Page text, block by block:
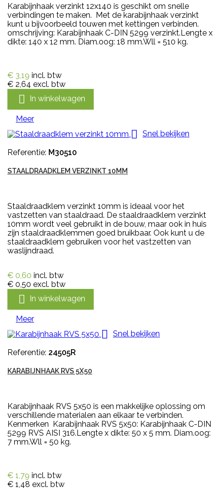
Karabijnhaak verzinkt 12x140 is geschikt om snelle
verbindingen te maken. Met de karabijnhaak verzinkt
kunt u bijvoorbeeld touwen met kettingen verbinden.
omschrijving: Karabijnhaak C-DIN 5299 verzinkt.Lengte x
dikte: 140 x 12 mm. Diam.oog: 18 mm.Wll = 510 kg.
€ 3,19 incl. btw
€ 2,64 excl. btw
 In winkelwagen
Meer
 Snel bekijken
Referentie: M30510
STAALDRAADKLEM VERZINKT 10MM
Staaldraadklem verzinkt 10mm is ideaal voor het
vastzetten van staaldraad. De staaldraadklem verzinkt
10mm wordt veel gebruikt in de bouw, maar ook in huis
zijn staaldraadklemmen goed bruikbaar. Ook kunt u de
staaldraadklem gebruiken voor het vastzetten van
waslijndraad.
€ 0,60 incl. btw
€ 0,50 excl. btw
 In winkelwagen
Meer
 Snel bekijken
Referentie: 24505R
KARABIJNHAAK RVS 5X50
Karabijnhaak RVS 5x50 is een makkelijke oplossing om
verschillende materialen aan elkaar te verbinden.
Kenmerken Karabijnhaak RVS 5x50: Karabijnhaak C-DIN
5299 RVS AISI 316.Lengte x dikte: 50 x 5 mm. Diam.oog:
7 mm.Wll = 50 kg.
€ 1,79 incl. btw
€ 1,48 excl. btw